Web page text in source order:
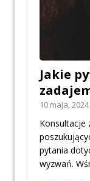
Jakie
10 maja,
Konsultacje
pytania
wyzwań.